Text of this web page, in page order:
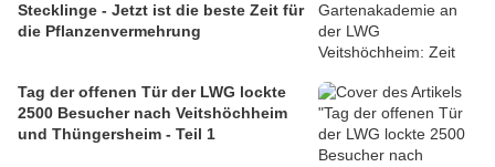
Stecklinge - Jetzt ist die beste Zeit für
die Pflanzenvermehrung
Tag der offenen Tür der LWG lockte
2500 Besucher nach Veitshöchheim
und Thüngersheim - Teil 1